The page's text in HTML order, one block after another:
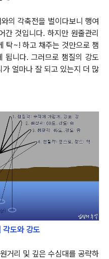
의 각축전을 벌이다보니 행여
간 것입니다. 하지만 원줄관리
탁~! 하고 채주는 것만으로 챔
됩니다. 그러므로 챔질의 강도
얼마나 잘 되고 있는지 더 많
각도와 강도
거리 및 깊은 수심대를 공략하